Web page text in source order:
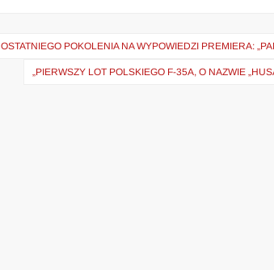
POKOLENIA NA WYPOWIEDZI PREMIERA:
„PIERWSZY LOT POLSKIEGO F-35A, O NAZWIE